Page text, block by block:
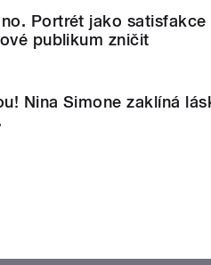
Portrét jako satisfakce
publikum zničit
Nina Simone zaklíná